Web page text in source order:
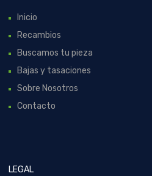
Inicio
Recambios
Buscamos tu pieza
Bajas y tasaciones
Sobre Nosotros
Contacto
LEGAL